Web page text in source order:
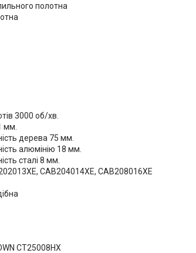
полотна
3000 об/хв.
мм.
дерева 75 мм.
алюмінію 18 мм.
сталі 8 мм.
CAB204014XE, CAB208016XE
CT25008HX